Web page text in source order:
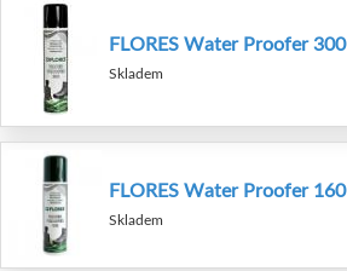
FLORES Water Proofer 300
Skladem
FLORES Water Proofer 160
Skladem